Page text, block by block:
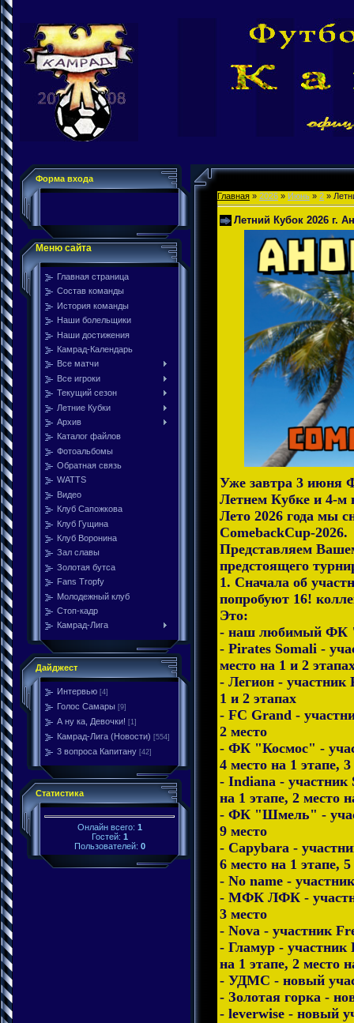
Форма входа
Меню сайта
Главная страница
Состав команды
История команды
Наши болельщики
Наши достижения
Камрад-Календарь
Все матчи
Все игроки
Текущий сезон
Летние Кубки
Архив
Каталог файлов
Фотоальбомы
Обратная связь
WATTS
Видео
Клуб Сапожкова
Клуб Гущина
Клуб Воронина
Зал славы
Золотая бутса
Fans Tropfy
Молодежный клуб
Стоп-кадр
Камрад-Лига
Дайджест
Интервью [4]
Голос Самары [9]
А ну ка, Девочки! [1]
Камрад-Лига (Новости) [554]
3 вопроса Капитану [42]
Статистика
Онлайн всего: 1
Гостей: 1
Пользователей: 0
Главная » 2026 » Июнь » 2 »
Летний Кубок 2026 г.
Уже завтра 3 июня
Летнем Кубке и 4-м
Лето 2026 года мы
ComebackCup-2026.
Представляем
предстоящего
1. Сначала об
попробуют 16!
Это:
- наш любимый ФК
- Pirates Somali -
место на 1 и 2
- Легион - участник
1 и 2 этапах
- FC Grand -
2 место
- ФК "Космос" -
4 место на 1 этапе,
- Indiana - участник
на 1 этапе, 2 место
- ФК "Шмель" -
9 место
- Capybara -
6 место на 1 этапе,
- No name -
- МФК ЛФК -
3 место
- Nova - участник
- Гламур - участник
на 1 этапе, 2 место
- УДМС - новый
- Золотая горка -
- leverwise - новый